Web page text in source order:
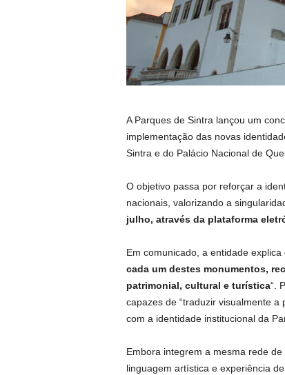
A Parques de Sintra lançou um
implementação das novas
Sintra e do Palácio Nacional de
O objetivo passa por reforçar a
nacionais, valorizando a
julho, através da plataforma
Em comunicado, a entidade
cada um destes monumentos,
patrimonial, cultural e turística“.
capazes de “traduzir visualmente
com a identidade institucional da
Embora integrem a mesma rede
linguagem artística e experiência